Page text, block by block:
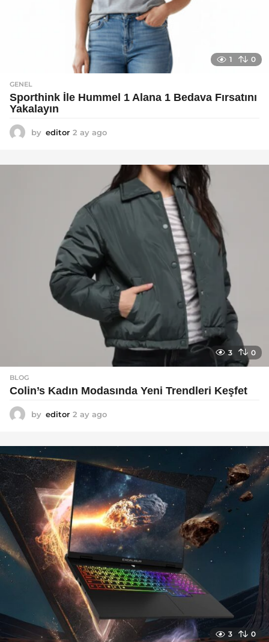
1 0
GENEL
Sporthink İle Hummel 1 Alana 1 Bedava Fırsatını
Yakalayın
by editor 2 ay ago
a
g
o
3 0
BLOG
Colin’s Kadın Modasında Yeni Trendleri Keşfet
by editor 2 ay ago
a
o
3 0